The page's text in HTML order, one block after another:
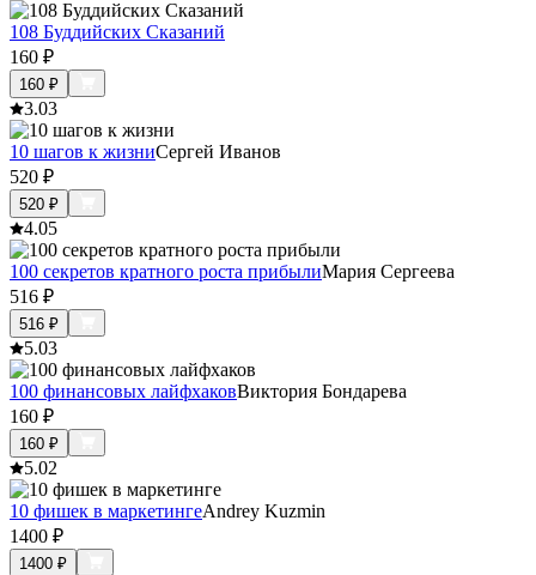
108 Буддийских Сказаний
160 ₽
160 ₽
3.03
10 шагов к жизниСергей Иванов
520 ₽
520 ₽
4.05
100 секретов кратного роста прибылиМария Сергеева
516 ₽
516 ₽
5.03
100 финансовых лайфхаковВиктория Бондарева
160 ₽
160 ₽
5.02
10 фишек в маркетингеAndrey Kuzmin
1400 ₽
1400 ₽